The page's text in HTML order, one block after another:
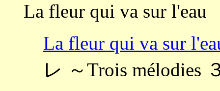
La fleur qui va sur l'eau
La fleur qui va sur
レ ～Trois mélodies